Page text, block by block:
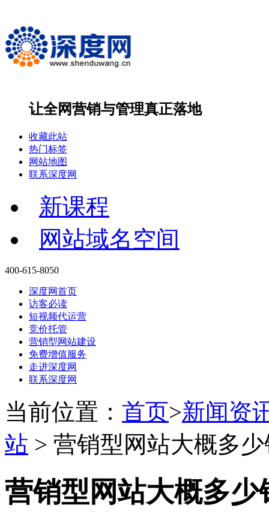
让全网营销与管理真正落地
收藏此站
热门标签
网站地图
联系深度网
新课程
网站域名空间
400-615-8050
深度网首页
访客必读
短视频代运营
竞价托管
营销型网站建设
免费增值服务
走进深度网
联系深度网
当前位置： 首页>新闻资
站 > 营销型网站大概多
营销型网站大概多少